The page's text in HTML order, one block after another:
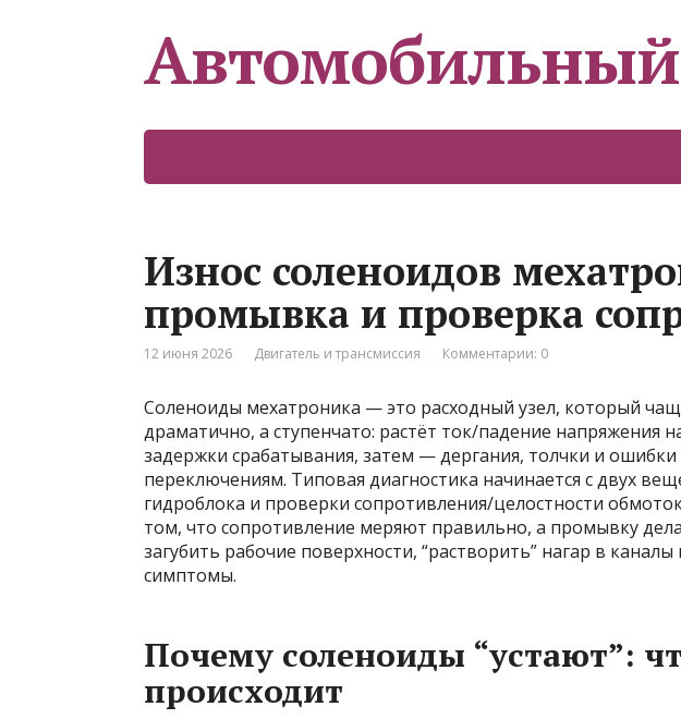
Износ соленоидов
промывка и проверка
12 июня 2026 Двигатель и трансмиссия Комментарии: 0
Соленоиды мехатроника — это расходный узел, который
драматично, а ступенчато: растёт ток/падение напряжения
задержки срабатывания, затем — дергания, толчки и
переключениям. Типовая диагностика начинается с двух
гидроблока и проверки сопротивления/целостности
том, что сопротивление меряют правильно, а промывку
загубить рабочие поверхности, “растворить” нагар в каналы
симптомы.
Почему соленоиды “устают”:
происходит